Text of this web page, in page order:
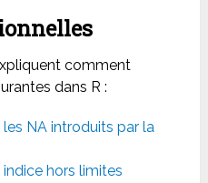
comment
dans R :
NA introduits par la
hors limites